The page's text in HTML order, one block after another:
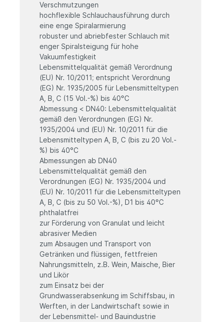
Verschmutzungen
hochflexible Schlauchausführung durch
eine enge Spiralarmierung
robuster und abriebfester Schlauch mit
enger Spiralsteigung für hohe
Vakuumfestigkeit
Lebensmittelqualität gemäß Verordnung
(EU) Nr. 10/2011; entspricht Verordnung
(EG) Nr. 1935/2005 für Lebensmitteltypen
A, B, C (15 Vol.-%) bis 40°C
Abmessung < DN40: Lebensmittelqualität
gemäß den Verordnungen (EG) Nr.
1935/2004 und (EU) Nr. 10/2011 für die
Lebensmitteltypen A, B, C (bis zu 20 Vol.-
%) bis 40°C
Abmessungen ab DN40
Lebensmittelqualität gemäß den
Verordnungen (EG) Nr. 1935/2004 und
(EU) Nr. 10/2011 für die Lebensmitteltypen
A, B, C (bis zu 50 Vol.-%), D1 bis 40°C
phthalatfrei
zur Förderung von Granulat und leicht
abrasiver Medien
zum Absaugen und Transport von
Getränken und flüssigen, fettfreien
Nahrungsmitteln, z.B. Wein, Maische, Bier
und Likör
zum Einsatz bei der
Grundwasserabsenkung im Schiffsbau, in
Werften, in der Landwirtschaft sowie in
der Lebensmittel- und Bauindustrie